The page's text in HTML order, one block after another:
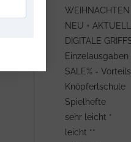
NEU + AKTUELL
DIGITALE
Einzelausgaben
SALE% -
Knöpferlschule
Spielhefte
sehr leicht *
leicht **